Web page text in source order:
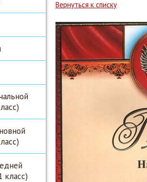
класс)
Вернуться к списку